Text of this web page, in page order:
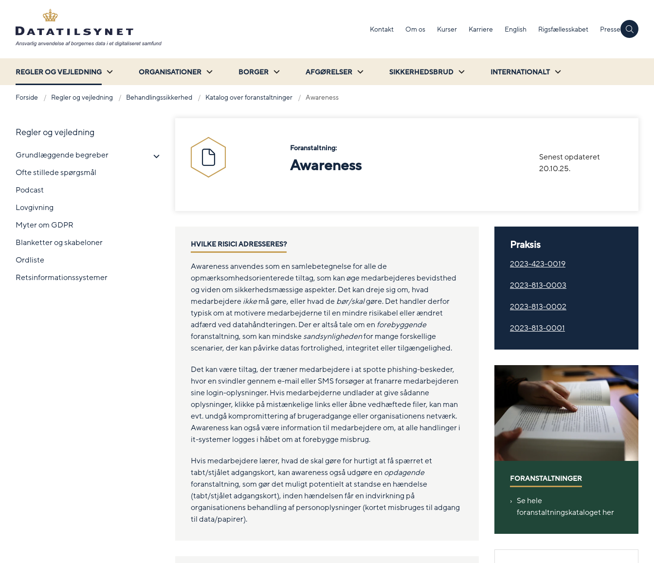
Kontakt Om os Kurser Karriere English Rigsfællesskabet Presse
REGLER OG VEJLEDNING ORGANISATIONER BORGER AFGØRELSER SIKKERHEDSBRUD INTERNATIONALT
Forside Regler og vejledning Behandlingssikkerhed Katalog over foranstaltninger Awareness
Regler og vejledning
Grundlæggende begreber
Ofte stillede spørgsmål
Podcast
Lovgivning
Myter om GDPR
Blanketter og skabeloner
Ordliste
Retsinformationssystemer
Foranstaltning:
Awareness
Senest opdateret
20.10.25.
HVILKE RISICI ADRESSERES?
Awareness anvendes som en samlebetegnelse for alle de
opmærksomhedsorienterede tiltag, som kan øge medarbejderes bevidsthed
og viden om sikkerhedsmæssige aspekter. Det kan dreje sig om, hvad
medarbejdereikkemå gøre, eller hvad debør/skalgøre. Det handler derfor
typisk om at motivere medarbejderne til en mindre risikabel eller ændret
adfærd ved datahåndteringen. Der er altså tale om en forebyggende
foranstaltning, som kan mindskesandsynlighedenfor mange forskellige
scenarier, der kan påvirke datas fortrolighed, integritet eller tilgængelighed.
Det kan være tiltag, der træner medarbejdere i at spotte phishing-beskeder,
hvor en svindler gennem e-mail eller SMS forsøger at franarre medarbejderen
sine login-oplysninger. Hvis medarbejderne undlader at give sådanne
oplysninger, klikke på mistænkelige links eller åbne vedhæftede filer, kan man
evt. undgå kompromittering af brugeradgange eller organisationens netværk.
Awareness kan også være information til medarbejdere om, at alle handlinger i
it-systemer logges i håbet om at forebygge misbrug.
Hvis medarbejdere lærer, hvad de skal gøre for hurtigt at få spærret et
tabt/stjålet adgangskort, kan awareness også udgøre en opdagende
foranstaltning, som gør det muligt potentielt at standse en hændelse
(tabt/stjålet adgangskort), inden hændelsen får en indvirkning på
organisationens behandling af personoplysninger (kortet misbruges til adgang
til data/papirer).
Praksis
2023-423-0019
2023-813-0003
2023-813-0002
2023-813-0001
FORANSTALTNINGER
Se hele
foranstaltningskataloget her